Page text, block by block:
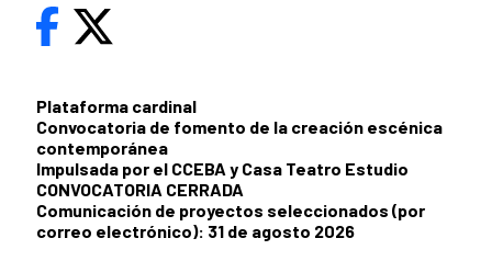
Plataforma cardinal
Convocatoria de fomento de la creación escénica
contemporánea
Impulsada por el CCEBA y Casa Teatro Estudio
CONVOCATORIA CERRADA
Comunicación de proyectos seleccionados (por
correo electrónico): 31 de agosto 2026